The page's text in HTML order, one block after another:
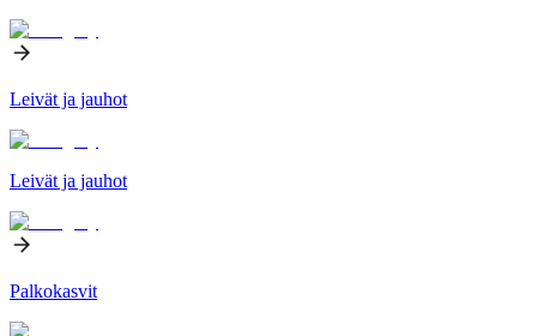
Leivät ja jauhot
Leivät ja jauhot
Palkokasvit